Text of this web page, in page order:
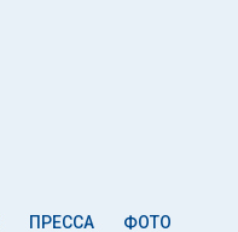
ПРЕССА ФОТО